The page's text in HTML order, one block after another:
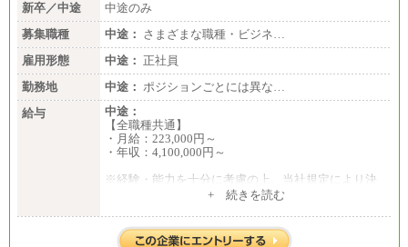
新卒／中途
中途のみ
募集職種
中途： さまざまな職種・ビジネ…
雇用形態
中途： 正社員
勤務地
中途： ポジションごとには異な…
給与
中途：
【全職種共通】
・月給：223,000円～
・年収：4,100,000円～
※経験・能力を十分に考慮の上、当社規定により決
+ 続きを読む